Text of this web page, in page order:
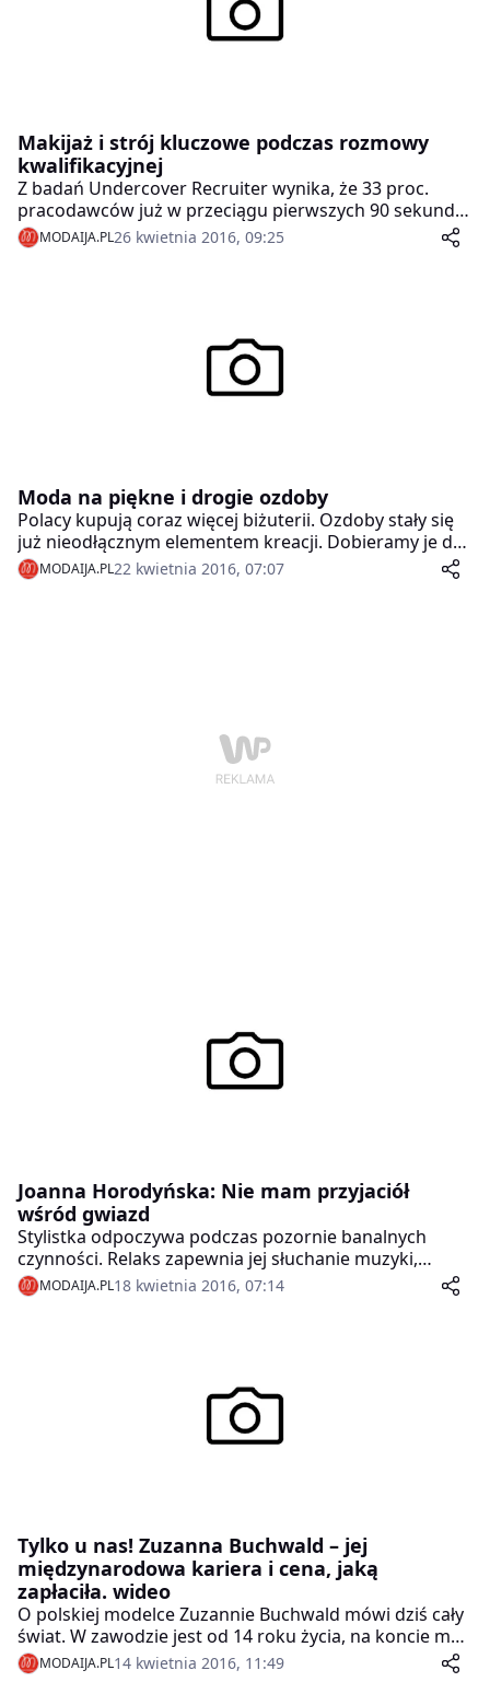
nowymi inspiracjami mogą przełamać rutynę i
Makijaż i strój kluczowe podczas rozmowy
kwalifikacyjnej
Z badań Undercover Recruiter wynika, że 33 proc.
pracodawców już w przeciągu pierwszych 90 sekund
rozmowy kwalifikacyjnej wie, czy zatrudni danego
kandydata. Na ich decyzję ogromny wpływ ma
MODAIJA.PL26 kwietnia 2016, 09:25
Moda na piękne i drogie ozdoby
Polacy kupują coraz więcej biżuterii. Ozdoby stały się
już nieodłącznym elementem kreacji. Dobieramy je do
stroju. Obecnie coraz popularniejsza jest platyna, złoto
ale w odcieniu różowym oraz drogocenne
MODAIJA.PL22 kwietnia 2016, 07:07
Joanna Horodyńska: Nie mam przyjaciół
wśród gwiazd
Stylistka odpoczywa podczas pozornie banalnych
czynności. Relaks zapewnia jej słuchanie muzyki,
trening na siłowni oraz spotkania z przyjaciółmi. Z tego
powodu przyjaźni się wyłącznie z osobami spoza
MODAIJA.PL18 kwietnia 2016, 07:14
Tylko u nas! Zuzanna Buchwald – jej
międzynarodowa kariera i cena, jaką
zapłaciła. wideo
O polskiej modelce Zuzannie Buchwald mówi dziś cały
świat. W zawodzie jest od 14 roku życia, na koncie ma
współprace z największymi domami mody, takimi jak
Prada, Gucci czy Versace – dziś jednak media piszą o
MODAIJA.PL14 kwietnia 2016, 11:49